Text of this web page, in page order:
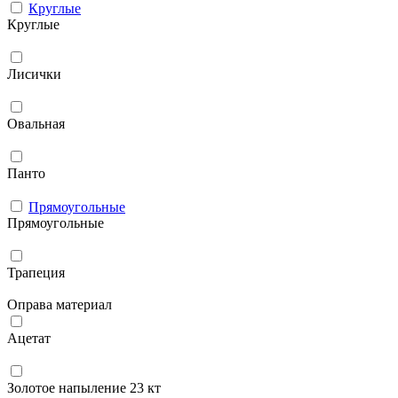
Круглые
Круглые
Лисички
Овальная
Панто
Прямоугольные
Прямоугольные
Трапеция
Оправа материал
Ацетат
Золотое напыление 23 кт